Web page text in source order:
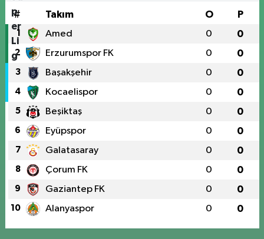
# Takım O P
1 Amed 0 0
2 Erzurumspor FK 0 0
3 Başakşehir 0 0
4 Kocaelispor 0 0
5 Beşiktaş 0 0
6 Eyüpspor 0 0
7 Galatasaray 0 0
8 Çorum FK 0 0
9 Gaziantep FK 0 0
10 Alanyaspor 0 0